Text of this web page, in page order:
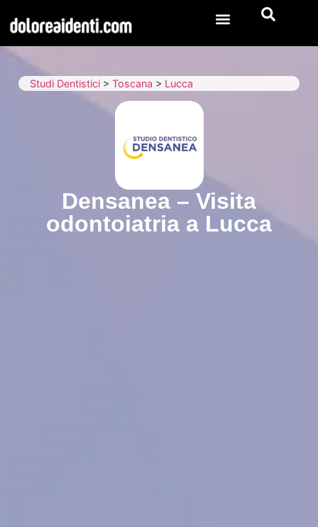
Studi Dentistici > Toscana > Lucca
Densanea – Visita
odontoiatria a Lucca